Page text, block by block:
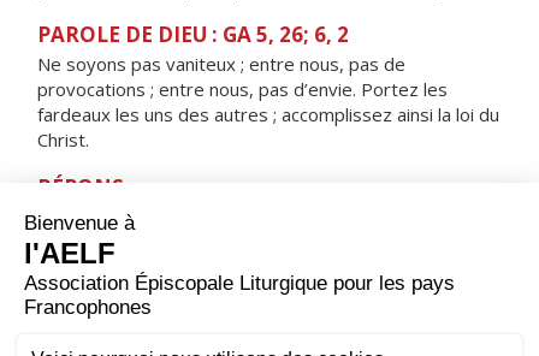
PAROLE DE DIEU : GA 5, 26; 6, 2
Ne soyons pas vaniteux ; entre nous, pas de
provocations ; entre nous, pas d’envie. Portez les
fardeaux les uns des autres ; accomplissez ainsi la loi du
Christ.
RÉPONS
V/Qu’il est bon, qu’il est doux pour des frères,
de vivre ensemble et d’être unis.
ORAISON
Seigneur, foyer brûlant de charité, accorde-nous une